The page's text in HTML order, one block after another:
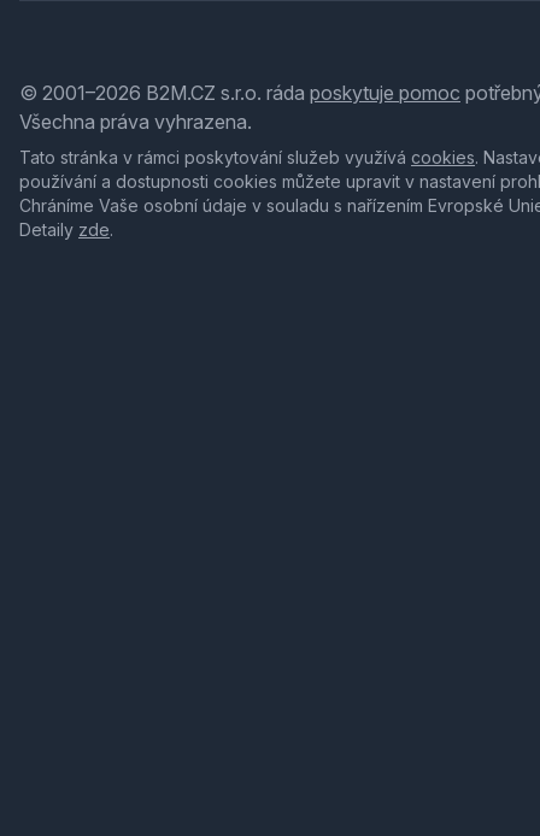
© 2001–2026 B2M.CZ s.r.o. ráda poskytuje pomoc
Všechna práva vyhrazena.
Tato stránka v rámci poskytování služeb využívá cookies.
používání a dostupnosti cookies můžete upravit v nastavení
Chráníme Vaše osobní údaje v souladu s nařízením Evropské
Detaily zde.